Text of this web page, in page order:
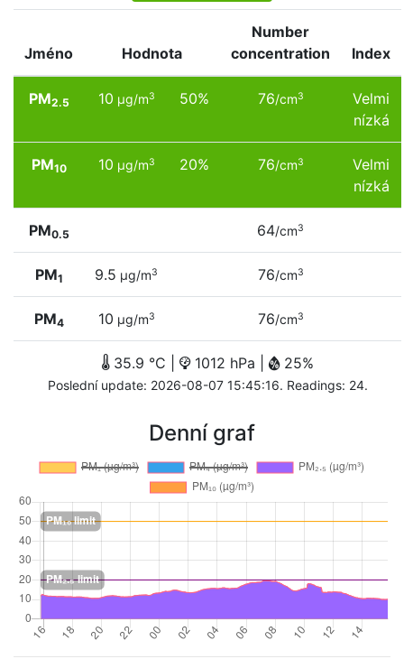
Jméno Hodnota
Number
concentration
Index
PM2.5 10 µg/m3 50% 76/cm3
Velmi
nízká
PM10 10 µg/m3 20% 76/cm3
Velmi
nízká
PM0.5 64/cm3
PM1 9.5 µg/m3 76/cm3
PM4 10 µg/m3 76/cm3
35.9 °C | 1012 hPa | 25%
Poslední update: 2026-08-07 15:45:16. Readings: 24.
Denní graf